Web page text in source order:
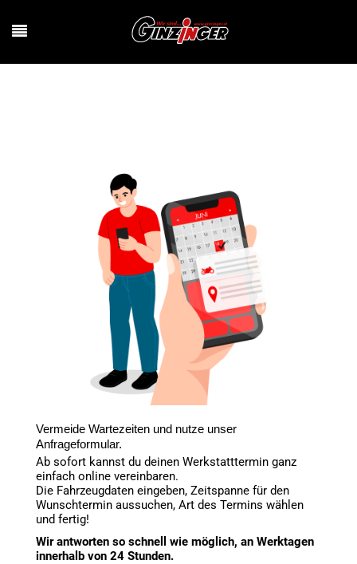
Vermeide Wartezeiten und nutze unser
Anfrageformular.
Ab sofort kannst du deinen Werkstatttermin ganz
einfach online vereinbaren.
Die Fahrzeugdaten eingeben, Zeitspanne für den
Wunschtermin aussuchen, Art des Termins wählen
und fertig!
Wir antworten so schnell wie möglich, an Werktagen
innerhalb von 24 Stunden.